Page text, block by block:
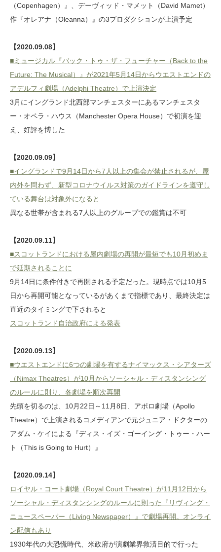
（Copenhagen）』、デーヴィッド・マメット（David Mamet）
作『オレアナ（Oleanna）』の3プロダクションが上演予定
【2020.09.08】
■ミュージカル『バック・トゥ・ザ・フューチャー（Back to the
Future: The Musical）』が2021年5月14日からウエストエンドの
アデルフィ劇場（Adelphi Theatre）で上演決定
3月にイングランド北西部マンチェスターにあるマンチェスタ
ー・オペラ・ハウス（Manchester Opera House）で初演を迎
え、好評を博した
【2020.09.09】
■イングランドで9月14日から7人以上の集会が禁止されるが、屋
内外を問わず、新型コロナウイルス対策のガイドラインを遵守し
ている舞台は対象外になると
異なる世帯が含まれる7人以上のグループでの鑑賞は不可
【2020.09.11】
■スコットランドにおける屋内劇場の再開が最短でも10月初めま
で延期されることに
9月14日に条件付きで再開される予定だった。現時点では10月5
日から再開可能となっているがあくまで指標であり、最終決定は
直近のタイミングで下されると
スコットランド自治政府による発表
【2020.09.13】
■ウエストエンドに6つの劇場を有するナイマックス・シアターズ
（Nimax Theatres）が10月からソーシャル・ディスタンシング
のルールに則り、各劇場を順次再開
先頭を切るのは、10月22日～11月8日、アポロ劇場（Apollo
Theatre）で上演されるコメディアンで元ジュニア・ドクターの
アダム・ケイによる『ディス・イズ・ゴーイング・トゥー・ハー
ト（This is Going to Hurt）』
【2020.09.14】
ロイヤル・コート劇場（Royal Court Theatre）が11月12日から
ソーシャル・ディスタンシングのルールに則った『リヴィング・
ニュースペーパー（Living Newspaper）』で劇場再開。オンライ
ン配信もあり
1930年代の大恐慌時代、米政府が演劇業界救済目的で行った